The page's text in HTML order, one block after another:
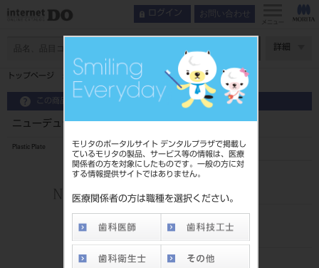
モリタのポータルサイト デンタルプラザで掲載し
ているモリタの製品、サービス等の情報は、医療
関係者の方を対象にしたものです。一般の方に対
する情報提供サイトではありません。
医療関係者の方は職種を選択ください。
ログイン お問い合わせ
メニュー
詳細
トップページ ニューデュラソフトPD 1．2mm
この商品に関するお問い合わせ
ニューデュラソフトPD 1．2mm
Plastic Plate
品目コード
4571261436144
標準価格